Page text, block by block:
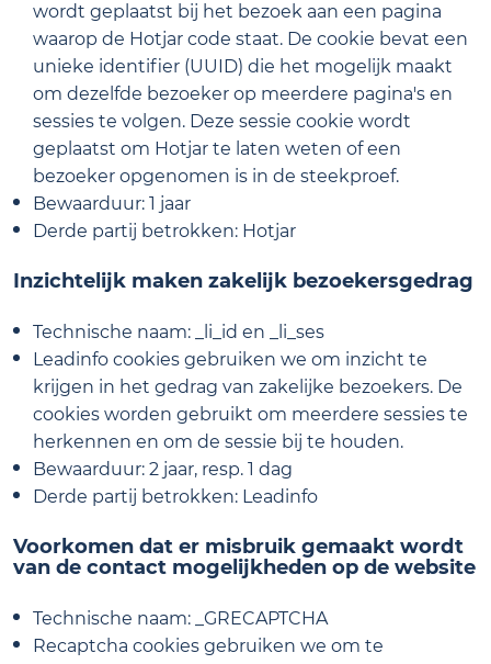
wordt geplaatst bij het bezoek aan een pagina
waarop de Hotjar code staat. De cookie bevat een
unieke identifier (UUID) die het mogelijk maakt
om dezelfde bezoeker op meerdere pagina's en
sessies te volgen. Deze sessie cookie wordt
geplaatst om Hotjar te laten weten of een
bezoeker opgenomen is in de steekproef.
Bewaarduur: 1 jaar
Derde partij betrokken: Hotjar
Inzichtelijk maken zakelijk bezoekersgedrag
Technische naam: _li_id en _li_ses
Leadinfo cookies gebruiken we om inzicht te
krijgen in het gedrag van zakelijke bezoekers. De
cookies worden gebruikt om meerdere sessies te
herkennen en om de sessie bij te houden.
Bewaarduur: 2 jaar, resp. 1 dag
Derde partij betrokken: Leadinfo
Voorkomen dat er misbruik gemaakt wordt
van de contact mogelijkheden op de website
Technische naam: _GRECAPTCHA
Recaptcha cookies gebruiken we om te